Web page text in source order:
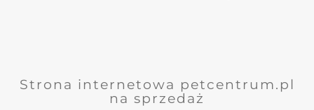
Strona internetowa petcentrum.pl
na sprzedaż